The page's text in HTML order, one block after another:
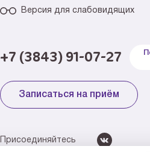
Версия для слабовидящих
+7 (3843) 91-07-27
Записаться на приём
Присоединяйтесь